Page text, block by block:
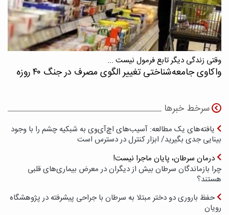
وقتی زندگی دیگر تابع فرمول نیست ...
واکاوی جامعه‌شناختی تغییر الگوی مصرف در جنگ ۴۰ روزه
سرخط خبرها
یافته‌های یک مطالعه: آسیب‌های اچ‌آی‌وی به شبکیه چشم را با وجود
بینایی جدی بگیرید/ ابزار کنترل در دسترس است
درمان سرطان، پایان ماجرا نیست!
چرا بازماندگان سرطان بیش از دیگران در معرض بیماری‌های قلبی
هستند؟
حفظ باروری دو دختر مبتلا به سرطان با جراحی پیشرفته در پژوهشگاه
رویان